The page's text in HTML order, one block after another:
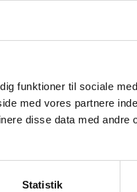
funktioner til sociale
med vores partnere
disse data med andre
Statistik